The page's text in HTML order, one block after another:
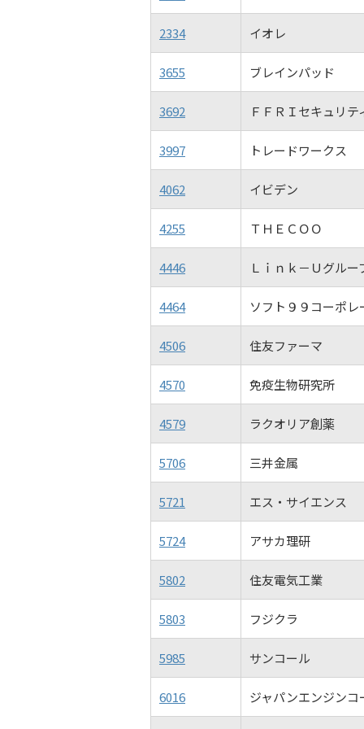
2334 イオレ
3655 ブレインパッド
3692 ＦＦＲＩセキュリテ
3997 トレードワークス
4062 イビデン
4255 ＴＨＥＣＯＯ
4446 Ｌｉｎｋ－Ｕグルー
4464 ソフト９９コーポレ
4506 住友ファーマ
4570 免疫生物研究所
4579 ラクオリア創薬
5706 三井金属
5721 エス・サイエンス
5724 アサカ理研
5802 住友電気工業
5803 フジクラ
5985 サンコール
6016 ジャパンエンジンコ